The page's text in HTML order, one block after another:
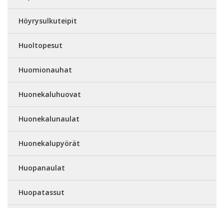
Höyrysulkuteipit
Huoltopesut
Huomionauhat
Huonekaluhuovat
Huonekalunaulat
Huonekalupyörät
Huopanaulat
Huopatassut